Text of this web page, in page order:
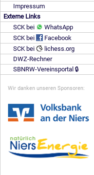
Impressum
Externe Links
SCK bei
WhatsApp
SCK bei
Facebook
SCK bei
lichess.org
DWZ-Rechner
SBNRW-Vereinsportal 🔒
Wir danken unseren Sponsoren: